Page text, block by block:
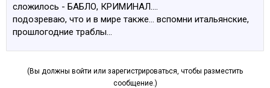
сложилось - БАБЛО, КРИМИНАЛ....
подозреваю, что и в мире также... вспомни итальянские,
прошлогодние траблы...
(Вы должны войти или зарегистрироваться, чтобы разместить
сообщение.)